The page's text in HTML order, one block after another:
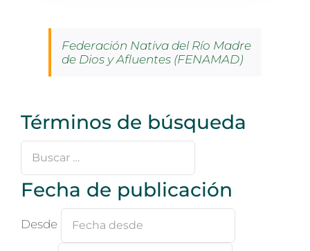
Federación Nativa del Río Madre
de Dios y Afluentes (FENAMAD)
Términos de búsqueda
Buscar
Fecha de publicación
Desde